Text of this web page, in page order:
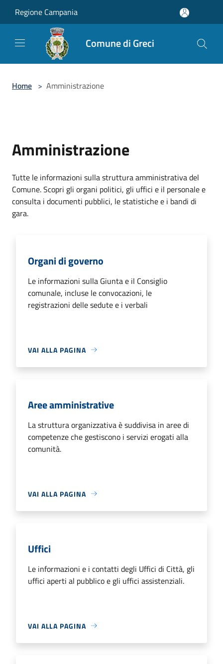
Regione Campania
Comune di Greci
Home > Amministrazione
Amministrazione
Tutte le informazioni sulla struttura amministrativa del
Comune. Scopri gli organi politici, gli uffici e il personale e
consulta i documenti pubblici, le statistiche e i bandi di
gara.
Organi di governo
Le informazioni sulla Giunta e il Consiglio
comunale, incluse le convocazioni, le
registrazioni delle sedute e i verbali
VAI ALLA PAGINA
Aree amministrative
La struttura organizzativa è suddivisa in aree di
competenze che gestiscono i servizi erogati alla
comunità.
VAI ALLA PAGINA
Uffici
Le informazioni e i contatti degli Uffici di Città, gli
uffici aperti al pubblico e gli uffici assistenziali.
VAI ALLA PAGINA